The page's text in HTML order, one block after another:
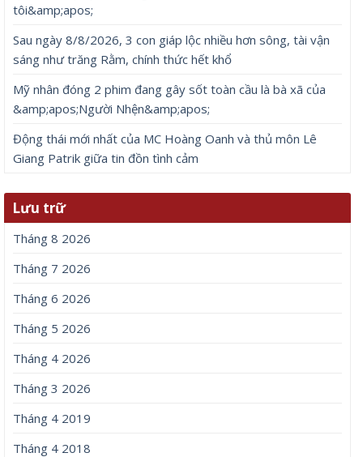
tôi&amp;apos;
Sau ngày 8/8/2026, 3 con giáp lộc nhiều hơn sông, tài vận
sáng như trăng Rằm, chính thức hết khổ
Mỹ nhân đóng 2 phim đang gây sốt toàn cầu là bà xã của
&amp;apos;Người Nhện&amp;apos;
Động thái mới nhất của MC Hoàng Oanh và thủ môn Lê
Giang Patrik giữa tin đồn tình cảm
Lưu trữ
Tháng 8 2026
Tháng 7 2026
Tháng 6 2026
Tháng 5 2026
Tháng 4 2026
Tháng 3 2026
Tháng 4 2019
Tháng 4 2018